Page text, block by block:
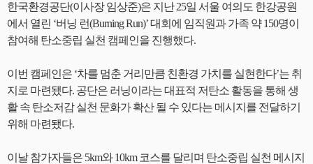
한국환경공단(이사장 임상준)은 지난 25일 서울 여의도 한강공원
에서 열린 ‘버닝 런(Burning Run)’ 대회에 임직원과 가족 약 150명이
참여해 탄소중립 실천 캠페인을 진행했다.
이번 캠페인은 ‘차를 멈춘 거리만큼 친환경 가치를 실현한다’는 취
지로 마련됐다. 공단은 러닝이라는 대표적 저탄소 활동을 통해 생
활 속 탄소저감 실천 문화가 확산 될 수 있다는 메시지를 전달하기
위해 마련됐다.
이날 참가자들은 5km와 10km 코스를 달리며 탄소중립 실천 메시지